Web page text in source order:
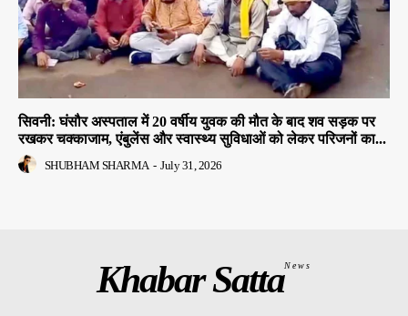
सिवनी: घंसौर अस्पताल में 20 वर्षीय युवक की मौत के बाद शव सड़क पर
रखकर चक्काजाम, एंबुलेंस और स्वास्थ्य सुविधाओं को लेकर परिजनों का...
SHUBHAM SHARMA - July 31, 2026
Khabar SattaNews